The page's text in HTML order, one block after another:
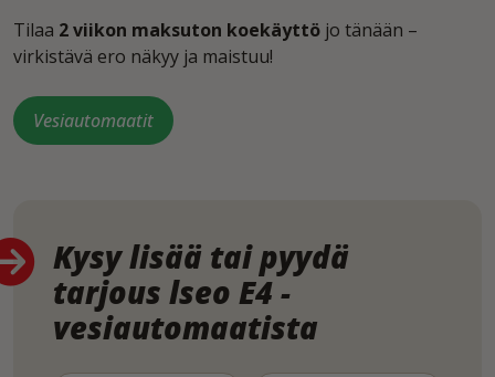
Tilaa 2 viikon maksuton koekäyttö jo tänään –
virkistävä ero näkyy ja maistuu!
Vesiautomaatit
Kysy lisää tai pyydä
tarjous lseo E4 -
vesiautomaatista